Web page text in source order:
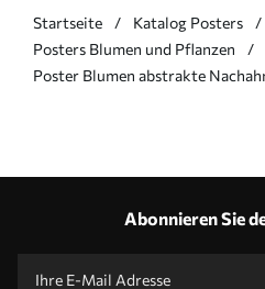
Startseite
Katalog Posters
Posters Blumen und Pflanzen
Poster Blumen abstrakte
Abonnieren Sie